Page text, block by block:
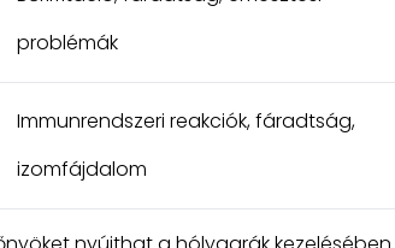
problémák
Immunrendszeri reakciók, fáradtság,
izomfájdalom